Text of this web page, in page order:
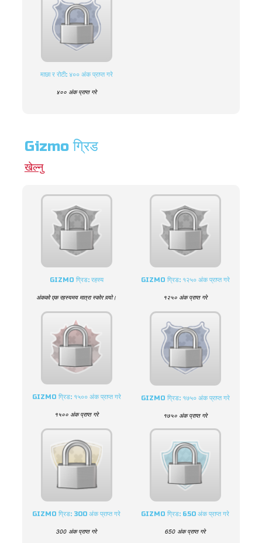
माछा र रोटी: ४०० अंक प्राप्त गरे
४०० अंक प्राप्त गरे
Gizmo ग्रिड
खेल्नु
GIZMO ग्रिड: रहस्य
अंकको एक रहस्यमय मात्रा स्कोर गर्‍यो।
GIZMO ग्रिड: १२५० अंक प्राप्त गरे
१२५० अंक प्राप्त गरे
GIZMO ग्रिड: १५०० अंक प्राप्त गरे
१५०० अंक प्राप्त गरे
GIZMO ग्रिड: १७५० अंक प्राप्त गरे
१७५० अंक प्राप्त गरे
GIZMO ग्रिड: 300 अंक प्राप्त गरे
300 अंक प्राप्त गरे
GIZMO ग्रिड: 650 अंक प्राप्त गरे
650 अंक प्राप्त गरे